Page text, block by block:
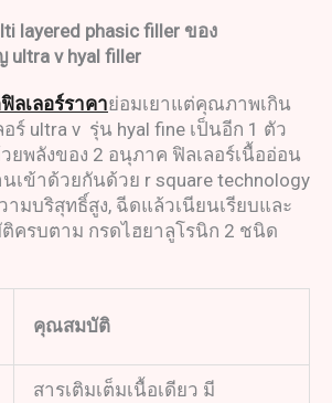
layered phasic filler ของ
ultra v hyal filler
ลเลอร์ราคาย่อมเยาแต่คุณภาพเกิน
ร์ ultra v รุ่น hyal fine เป็นอีก 1 ตัว
ยพลังของ 2 อนุภาค ฟิลเลอร์เนื้ออ่อน
เข้าด้วยกันด้วย r square technology
ามบริสุทธิ์สูง, ฉีดแล้วเนียนเรียบและ
ครบตาม กรดไฮยาลูโรนิก 2 ชนิด
คุณสมบัติ
สารเติมเต็มเนื้อเดียว มี